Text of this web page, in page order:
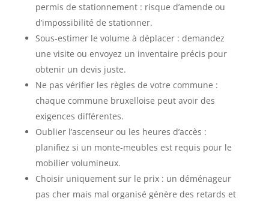
permis de stationnement : risque d’amende ou
d’impossibilité de stationner.
Sous-estimer le volume à déplacer : demandez
une visite ou envoyez un inventaire précis pour
obtenir un devis juste.
Ne pas vérifier les règles de votre commune :
chaque commune bruxelloise peut avoir des
exigences différentes.
Oublier l’ascenseur ou les heures d’accès :
planifiez si un monte-meubles est requis pour le
mobilier volumineux.
Choisir uniquement sur le prix : un déménageur
pas cher mais mal organisé génère des retards et